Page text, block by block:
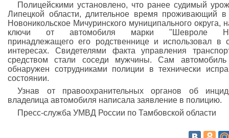
Полицейскими установлено, что ранее судимый
Липецкой области, длительное время проживающий в
Новоникольское Мичуринского муниципального округа,
ключи от автомобиля марки "Шевроле
принадлежащего его родственнице и использовал в
интересах. Свидетелями факта управления
средством стали соседи мужчины. Сам
обнаружен сотрудниками полиции в технически
состоянии.
Узнав от правоохранительных органов об
владелица автомобиля написала заявление в полицию.
Пресс-служба УМВД России по Тамбовской области